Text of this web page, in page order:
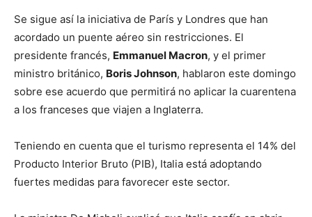
Se sigue así la iniciativa de París y Londres que han
acordado un puente aéreo sin restricciones. El
presidente francés, Emmanuel Macron, y el primer
ministro británico, Boris Johnson, hablaron este domingo
sobre ese acuerdo que permitirá no aplicar la cuarentena
a los franceses que viajen a Inglaterra.
Teniendo en cuenta que el turismo representa el 14% del
Producto Interior Bruto (PIB), Italia está adoptando
fuertes medidas para favorecer este sector.